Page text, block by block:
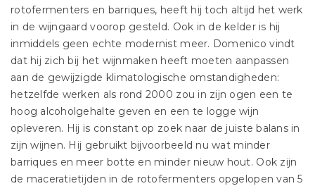
rotofermenters en barriques, heeft hij toch altijd het werk
in de wijngaard voorop gesteld. Ook in de kelder is hij
inmiddels geen echte modernist meer. Domenico vindt
dat hij zich bij het wijnmaken heeft moeten aanpassen
aan de gewijzigde klimatologische omstandigheden:
hetzelfde werken als rond 2000 zou in zijn ogen een te
hoog alcoholgehalte geven en een te logge wijn
opleveren. Hij is constant op zoek naar de juiste balans in
zijn wijnen. Hij gebruikt bijvoorbeeld nu wat minder
barriques en meer botte en minder nieuw hout. Ook zijn
de maceratietijden in de rotofermenters opgelopen van 5